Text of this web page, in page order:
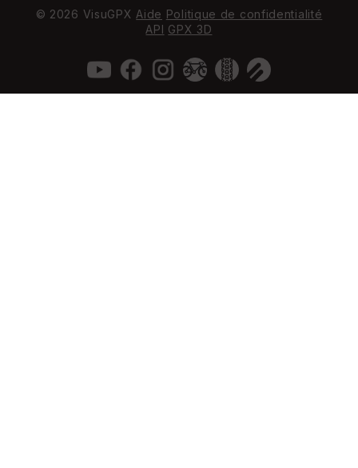
© 2026 VisuGPX Aide Politique de confidentialité
API GPX 3D